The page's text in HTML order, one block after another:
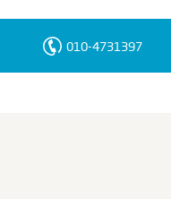
010-4731397